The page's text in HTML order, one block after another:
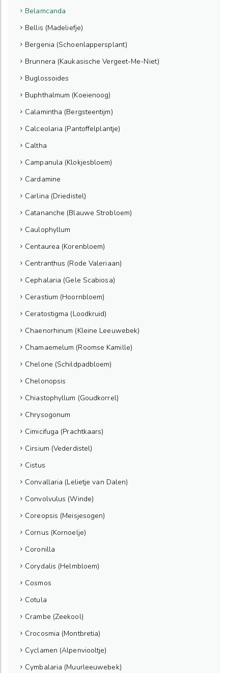
Belamcanda
Bellis (Madeliefje)
Bergenia (Schoenlappersplant)
Brunnera (Kaukasische Vergeet-Me-Niet)
Buglossoides
Buphthalmum (Koeienoog)
Calamintha (Bergsteentijm)
Calceolaria (Pantoffelplantje)
Caltha
Campanula (Klokjesbloem)
Cardamine
Carlina (Driedistel)
Catananche (Blauwe Strobloem)
Caulophyllum
Centaurea (Korenbloem)
Centranthus (Rode Valeriaan)
Cephalaria (Gele Scabiosa)
Cerastium (Hoornbloem)
Ceratostigma (Loodkruid)
Chaenorhinum (Kleine Leeuwebek)
Chamaemelum (Roomse Kamille)
Chelone (Schildpadbloem)
Chelonopsis
Chiastophyllum (Goudkorrel)
Chrysogonum
Cimicifuga (Prachtkaars)
Cirsium (Vederdistel)
Cistus
Convallaria (Lelietje van Dalen)
Convolvulus (Winde)
Coreopsis (Meisjesogen)
Cornus (Kornoelje)
Coronilla
Corydalis (Helmbloem)
Cosmos
Cotula
Crambe (Zeekool)
Crocosmia (Montbretia)
Cyclamen (Alpenviooltje)
Cymbalaria (Muurleeuwebek)